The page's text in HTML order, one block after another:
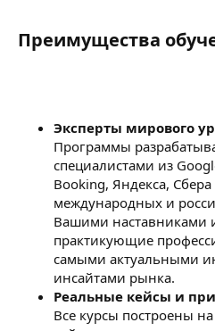
Преимущества
Эксперты мирового
Программы
специалистами из
Booking, Яндекса,
международных и
Вашими наставниками
практикующие
самыми актуальными
инсайтами рынка.
Реальные кейсы и
Все курсы построены